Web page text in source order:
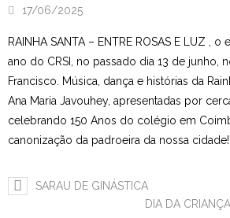
SPO
Utilidades
Estudar no CRSI
17/06/2025
RAINHA SANTA – ENTRE ROSAS E LUZ ,
ano do CRSI, no passado dia 13 de junho,
Francisco. Música, dança e histórias da
Ana Maria Javouhey, apresentadas por
celebrando 150 Anos do colégio em
canonização da padroeira da nossa cidade!
SARAU DE GINÁSTICA
DIA DA